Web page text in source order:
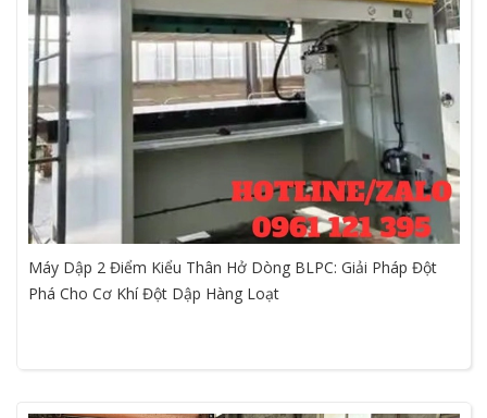
Máy Dập 2 Điểm Kiểu Thân Hở Dòng BLPC: Giải Pháp Đột
Phá Cho Cơ Khí Đột Dập Hàng Loạt